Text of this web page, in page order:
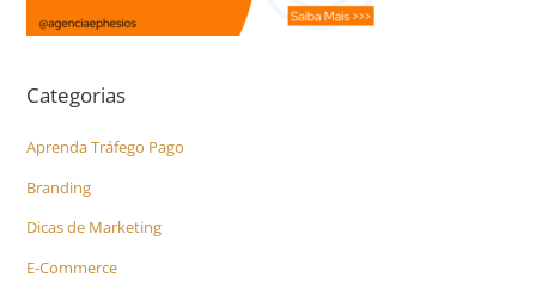
Categorias
Aprenda Tráfego Pago
Branding
Dicas de Marketing
E-Commerce